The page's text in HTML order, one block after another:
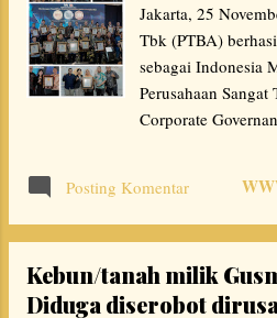
PTBA Ihsanuddin
terima kasih atas
diberikan.
pengakuan atas
PTBA dalam
senantiasa
Jakarta, 25
Tbk (PTBA)
sebagai Indonesia
Perusahaan
Corporate
Indonesia Institute
(IICG) menyoroti
Corporate
tahun ini, PTBA
Posting Komentar
Kebun/tanah milik
Diduga diserobot